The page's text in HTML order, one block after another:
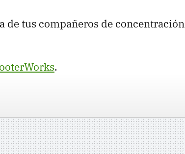
de tus compañeros de concentración
.